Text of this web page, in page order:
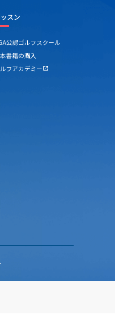
スン
公認ゴルフスクール
書籍の購入
フアカデミー open_in_new